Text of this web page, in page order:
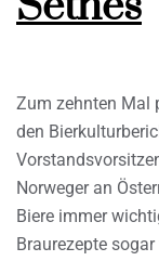
Zum zehnten Mal
den
Norweger an
Biere immer
Braurezepte